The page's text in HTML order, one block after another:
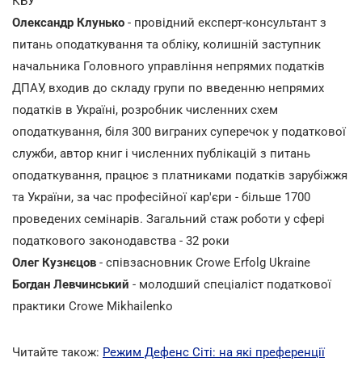
Олександр Клунько - провідний експерт-консультант з
питань оподаткування та обліку, колишній заступник
начальника Головного управління непрямих податків
ДПАУ, входив до складу групи по введенню непрямих
податків в Україні, розробник численних схем
оподаткування, біля 300 виграних суперечок у податкової
служби, автор книг і численних публікацій з питань
оподаткування, працює з платниками податків зарубіжжя
та України, за час професійної кар'єри - більше 1700
проведених семінарів. Загальний стаж роботи у сфері
податкового законодавства - 32 роки
Олег Кузнєцов - співзасновник Crowe Erfolg Ukraine
Богдан Левчинський - молодший спеціаліст податкової
практики Crowe Mikhailenko
Читайте також: Режим Дефенс Сіті: на які преференції